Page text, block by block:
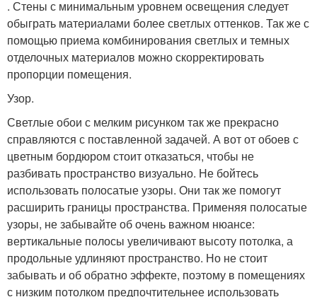
. Стены с минимальным уровнем освещения следует
обыграть материалами более светлых оттенков. Так же с
помощью приема комбинирования светлых и темных
отделочных материалов можно скорректировать
пропорции помещения.
Узор.
Светлые обои с мелким рисунком так же прекрасно
справляются с поставленной задачей. А вот от обоев с
цветным бордюром стоит отказаться, чтобы не
разбивать пространство визуально. Не бойтесь
использовать полосатые узоры. Они так же помогут
расширить границы пространства. Применяя полосатые
узоры, не забывайте об очень важном нюансе:
вертикальные полосы увеличивают высоту потолка, а
продольные удлиняют пространство. Но не стоит
забывать и об обратно эффекте, поэтому в помещениях
с низким потолком предпочтительнее использовать